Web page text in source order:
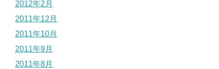
2012年2月
2011年12月
2011年10月
2011年9月
2011年8月